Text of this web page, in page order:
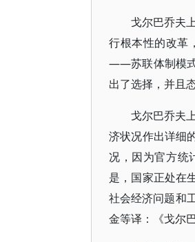
戈尔巴乔夫
行根本性的改革
——苏联体制模式
出了选择，并且
戈尔巴乔夫
济状况作出详细
况，因为官方统
是，国家正处在
社会经济问题和
金等译：《戈尔